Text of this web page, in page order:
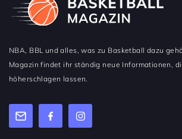
NBA, BBL und alles, was zu Basketball dazu
Magazin findet ihr ständig neue Informationen,
höherschlagen lassen.